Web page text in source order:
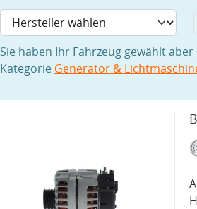
Sie haben Ihr Fahrzeug gewählt
Kategorie Generator &